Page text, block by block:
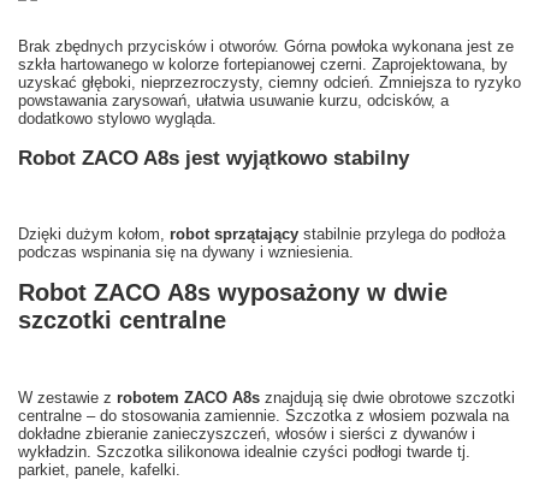
Brak zbędnych przycisków i otworów. Górna powłoka wykonana jest ze
szkła hartowanego w kolorze fortepianowej czerni. Zaprojektowana, by
uzyskać głęboki, nieprzezroczysty, ciemny odcień. Zmniejsza to ryzyko
powstawania zarysowań, ułatwia usuwanie kurzu, odcisków, a
dodatkowo stylowo wygląda.
Robot ZACO A8s jest wyjątkowo stabilny
Dzięki dużym kołom, robot sprzątający stabilnie przylega do podłoża
podczas wspinania się na dywany i wzniesienia.
Robot ZACO A8s wyposażony w dwie
szczotki centralne
W zestawie z robotem ZACO A8s znajdują się dwie obrotowe szczotki
centralne – do stosowania zamiennie. Szczotka z włosiem pozwala na
dokładne zbieranie zanieczyszczeń, włosów i sierści z dywanów i
wykładzin. Szczotka silikonowa idealnie czyści podłogi twarde tj.
parkiet, panele, kafelki.